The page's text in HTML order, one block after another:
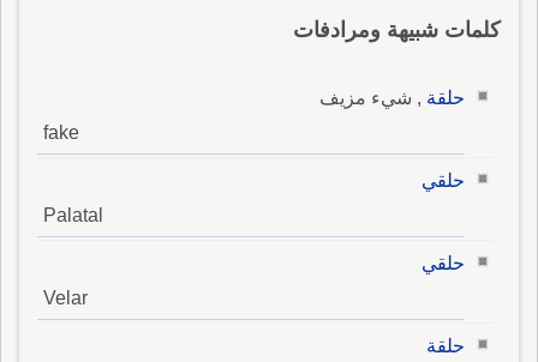
كلمات شبيهة ومرادفات
حلقة , شيء مزيف
fake
حلقي
Palatal
حلقي
Velar
حلقة